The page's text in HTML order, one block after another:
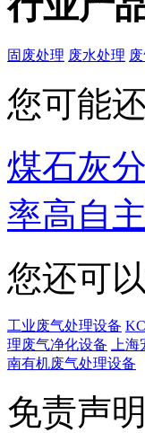
固废处理 废水处理
您可能
煤石灰
率高自
您还可
工业废气处理设备
理废气净化设备
上
南有机废气处理设备
免责声明